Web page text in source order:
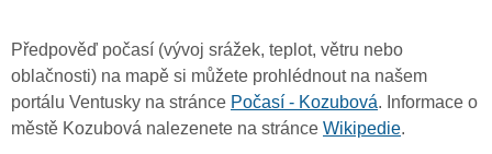
Předpověď počasí (vývoj srážek, teplot, větru nebo
oblačnosti) na mapě si můžete prohlédnout na našem
portálu Ventusky na stránce Počasí - Kozubová. Informace o
městě Kozubová nalezenete na stránce Wikipedie.